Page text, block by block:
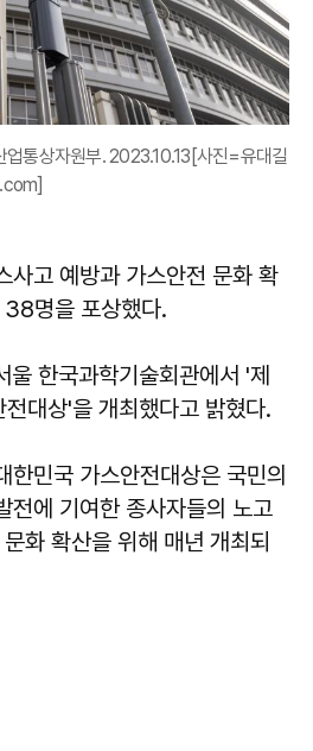
업통상자원부. 2023.10.13[사진=유대길
사고 예방과 가스안전 문화 확
명을 포상했다.
한국과학기술회관에서 '제
대상'을 개최했다고 밝혔다.
민국 가스안전대상은 국민의
전에 기여한 종사자들의 노고
화 확산을 위해 매년 개최되